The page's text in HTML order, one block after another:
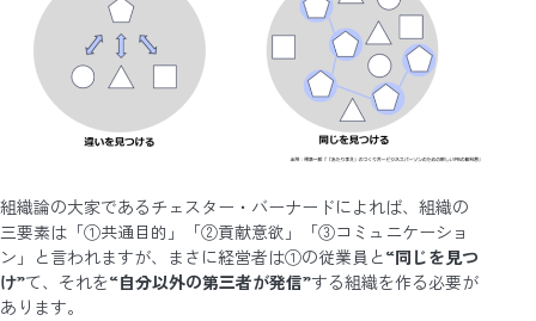
組織論の大家であるチェスター・バーナードによれば、組織の
三要素は「①共通目的」「②貢献意欲」「③コミュニケーショ
ン」と言われますが、まさに経営者は①の従業員と“同じを見つ
け”て、それを“自分以外の第三者が発信”する組織を作る必要が
あります。